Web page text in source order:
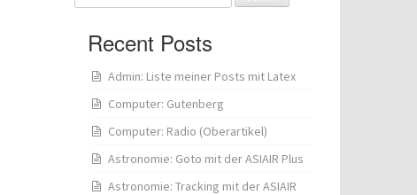
for:
Recent Posts
Admin: Liste meiner Posts mit Latex
Computer: Gutenberg
Computer: Radio (Oberartikel)
Astronomie: Goto mit der ASIAIR Plus
Astronomie: Tracking mit der ASIAIR